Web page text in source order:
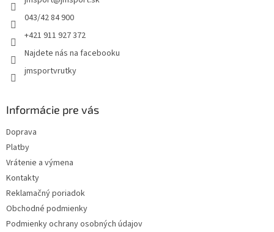
043/42 84 900
+421 911 927 372
Najdete nás na facebooku
jmsportvrutky
Informácie pre vás
Doprava
Platby
Vrátenie a výmena
Kontakty
Reklamačný poriadok
Obchodné podmienky
Podmienky ochrany osobných údajov